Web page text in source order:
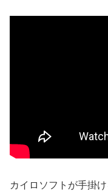
カイロソフトが手掛